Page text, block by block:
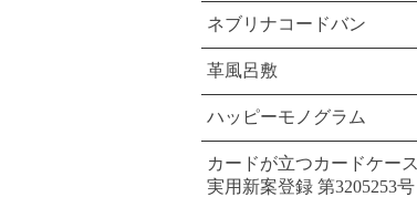
ネブリナコードバン
革風呂敷
ハッピーモノグラム
カードが立つカードケース
実用新案登録 第3205253号